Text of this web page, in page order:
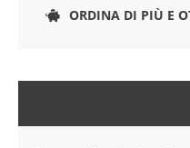
ORDINA DI PIÙ E